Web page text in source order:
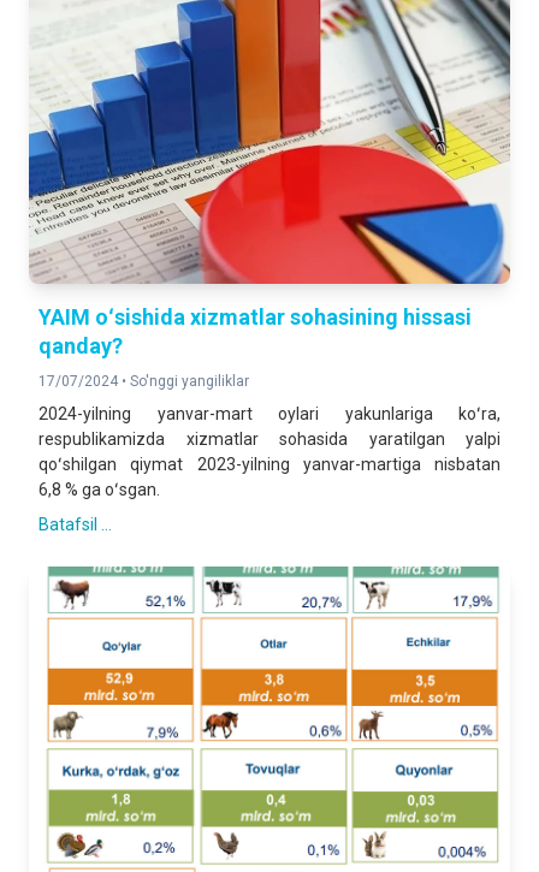
YAIM oʻsishida xizmatlar sohasining hissasi
qanday?
17/07/2024 • So'nggi yangiliklar
2024-yilning yanvar-mart oylari yakunlariga koʻra,
respublikamizda xizmatlar sohasida yaratilgan yalpi
qoʻshilgan qiymat 2023-yilning yanvar-martiga nisbatan
6,8 % ga oʻsgan.
Batafsil ...